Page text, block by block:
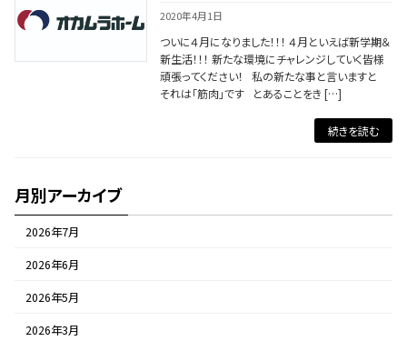
2020年4月1日
ついに４月になりました！！！ ４月といえば新学期＆
新生活！！！ 新たな環境にチャレンジしていく皆様
頑張ってください！ 私の新たな事と言いますと
それは「筋肉」です とあることをき […]
続きを読む
月別アーカイブ
2026年7月
2026年6月
2026年5月
2026年3月